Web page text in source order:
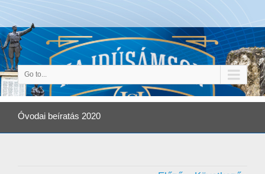
Go to...
Óvodai beíratás 2020